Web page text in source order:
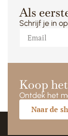
Als
Schrijf je in
Koop
Ontdek het
Naar de